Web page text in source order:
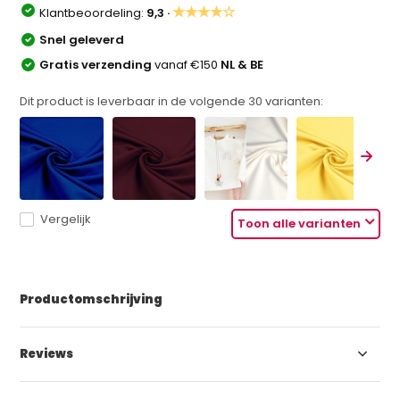
Klantbeoordeling: 9,3 ·★★★★☆
Snel geleverd
Gratis verzendingvanaf €150 NL & BE
Dit product is leverbaar in de volgende 30 varianten:
Toon alle varianten
Vergelijk
Productomschrijving
Reviews